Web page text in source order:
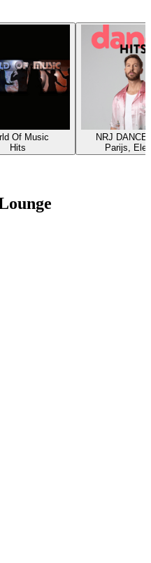
Of Music
Hits
NRJ DANCE
Parijs,